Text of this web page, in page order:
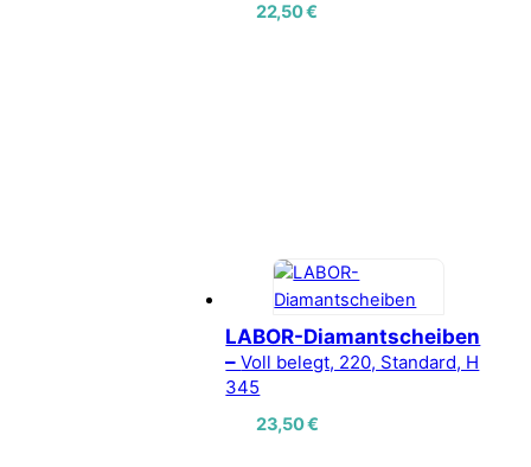
22,50€
LABOR-Diamantscheiben
–Voll belegt, 220, Standard, H
345
23,50€